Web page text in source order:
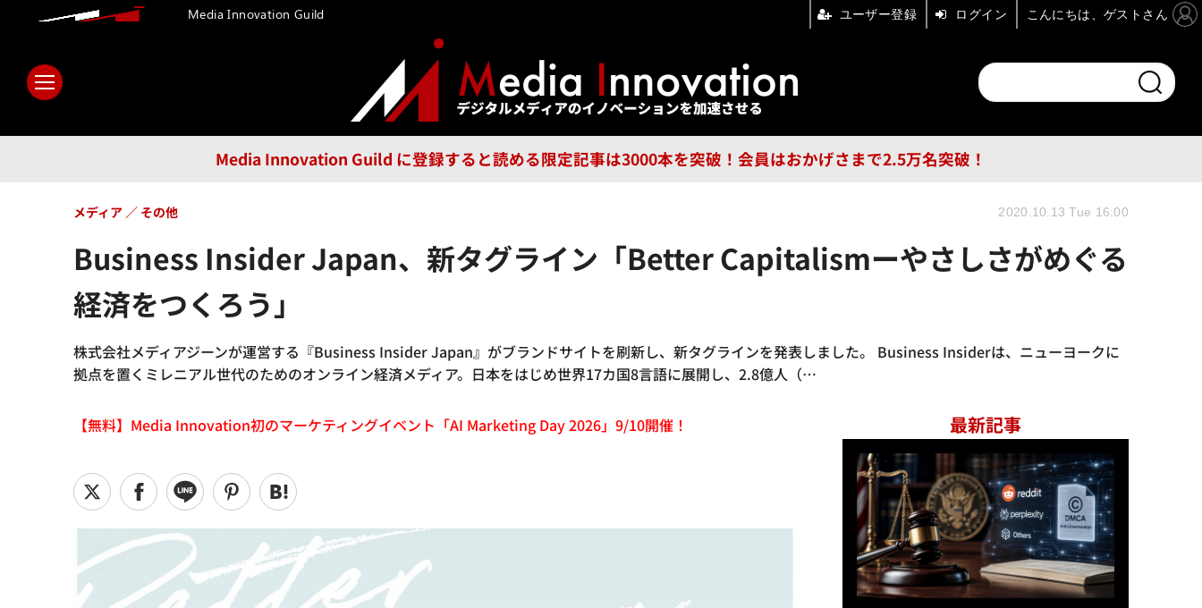
Media Innovation Guild に登録すると読める限定記事は3000本を突破！会員はおかげさまで2.5万名突破！
メディア テクノロジー 広告 企業 特集 ブランドチャンネル
フォーエム その他
Business Insider Japan、新タグライン「Better Capitalismーやさしさがめぐる
経済をつくろう」
株式会社メディアジーンが運営する『Business Insider Japan』がブランドサイトを刷新し、新タグラインを発表しました。 Business Insiderは、ニューヨークに
拠点を置くミレニアル世代のためのオンライン経済メディア。日本をはじめ世界17カ国8言語に展開し、2.8億人（…
メディア その他 2020.10.13 Tue 16:00
【無料】Media Innovation初のマーケティングイベント「AI Marketing Day 2026」9/10開催！ 最新記事
Media Innovation Guild ユーザー登録 ログイン こんにちは、ゲストさん